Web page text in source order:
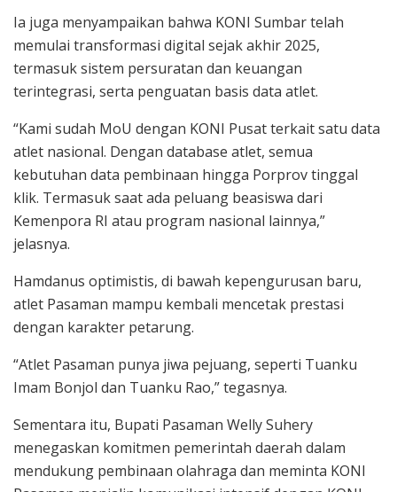
Ia juga menyampaikan bahwa KONI Sumbar telah
memulai transformasi digital sejak akhir 2025,
termasuk sistem persuratan dan keuangan
terintegrasi, serta penguatan basis data atlet.
“Kami sudah MoU dengan KONI Pusat terkait satu data
atlet nasional. Dengan database atlet, semua
kebutuhan data pembinaan hingga Porprov tinggal
klik. Termasuk saat ada peluang beasiswa dari
Kemenpora RI atau program nasional lainnya,”
jelasnya.
Hamdanus optimistis, di bawah kepengurusan baru,
atlet Pasaman mampu kembali mencetak prestasi
dengan karakter petarung.
“Atlet Pasaman punya jiwa pejuang, seperti Tuanku
Imam Bonjol dan Tuanku Rao,” tegasnya.
Sementara itu, Bupati Pasaman Welly Suhery
menegaskan komitmen pemerintah daerah dalam
mendukung pembinaan olahraga dan meminta KONI